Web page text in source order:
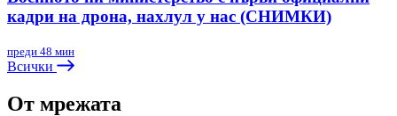
кадри на дрона, нахлул у нас (СНИМКИ)
преди 48 мин
Всички
От мрежата